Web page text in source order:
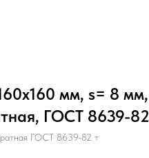
мм, s= 8
ГОСТ 8639-82
ГОСТ 8639-82 т